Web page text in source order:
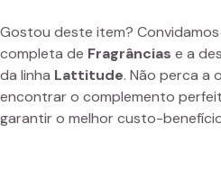
Gostou deste item?
completa de Fragrâncias e a
da linha Lattitude. Não perca a
encontrar o complemento
garantir o melhor custo-